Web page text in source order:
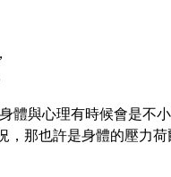
體與心理有時候會是不
，那也許是身體的壓力